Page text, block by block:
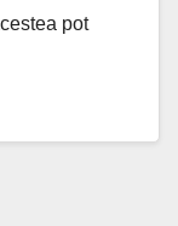
pot